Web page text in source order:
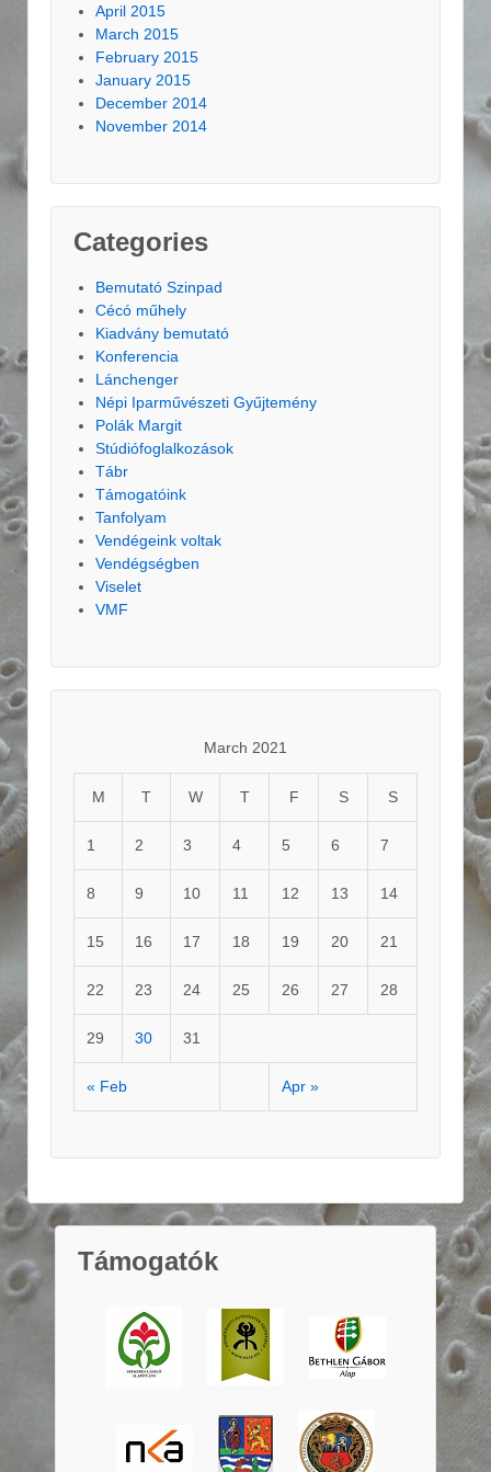
April 2015
March 2015
February 2015
January 2015
December 2014
November 2014
Categories
Bemutató Szinpad
Cécó műhely
Kiadvány bemutató
Konferencia
Lánchenger
Népi Iparművészeti Gyűjtemény
Polák Margit
Stúdiófoglalkozások
Tábr
Támogatóink
Tanfolyam
Vendégeink voltak
Vendégségben
Viselet
VMF
March 2021
M T W T F S S
« Feb Apr »
1 2 3 4 5 6 7
8 9 10 11 12 13 14
15 16 17 18 19 20 21
22 23 24 25 26 27 28
29 30 31
Támogatók